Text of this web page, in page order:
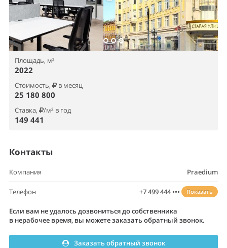
Площадь, м²
2022
Стоимость, в месяц
25 180 800
Ставка, /м² в год
149 441
Контакты
Компания Praedium
Телефон +7 499 444 ••• Показать
Если вам не удалось дозвониться до собственника
в нерабочее время, вы можете заказать обратный звонок.
Заказать обратный звонок